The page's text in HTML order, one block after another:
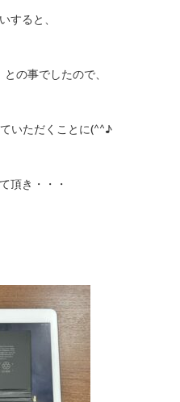
すると、
の事でしたので、
いただくことに(^^♪
頂き・・・